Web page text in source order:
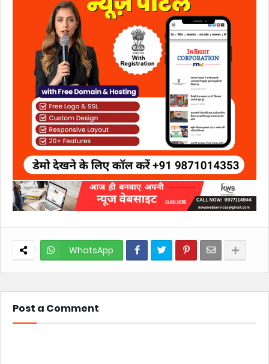
WhatsApp
Post a Comment